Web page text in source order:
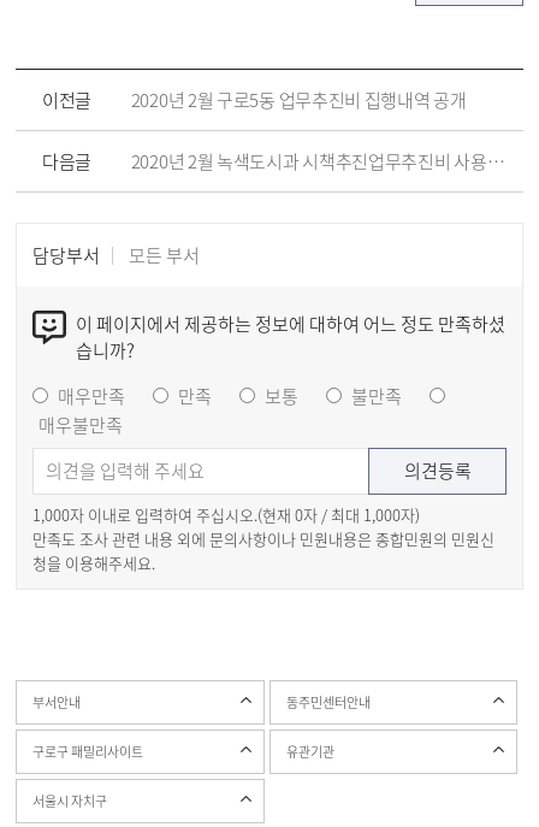
이전글 2020년 2월 구로5동 업무추진비 집행내역 공개
다음글 2020년 2월 녹색도시과 시책추진업무추진비 사용내역 공개
담당부서 모든 부서
이 페이지에서 제공하는 정보에 대하여 어느 정도 만족하셨
습니까?
매우만족
만족 보통
불만족
매우불만족
1,000자 이내로 입력하여 주십시오.(현재 0자 / 최대 1,000자)
만족도 조사 관련 내용 외에 문의사항이나 민원내용은 종합민원의 민원신
청을 이용해주세요.
부서안내 동주민센터안내
구로구 패밀리사이트 유관기관
서울시 자치구